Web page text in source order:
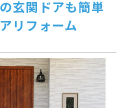
玄関ドアも簡単
リフォーム